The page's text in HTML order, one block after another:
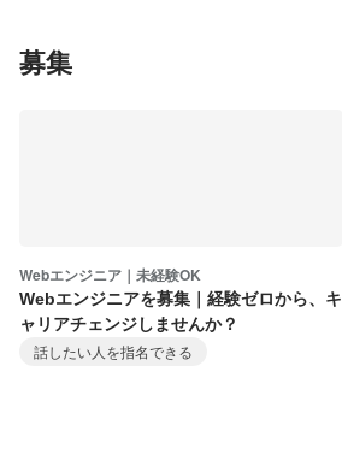
募集
Webエンジニア｜未経験OK
Webエンジニアを募集｜経験ゼロから、キ
ャリアチェンジしませんか？
話したい人を指名できる